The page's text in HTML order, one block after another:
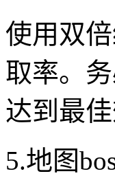
使用双
取率。
达到最佳
5.地图